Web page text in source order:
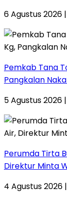
6 Agustus 2026
Pemkab Tana
Pangkalan
5 Agustus 2026
Perumda Tirta
Direktur Minta
4 Agustus 2026